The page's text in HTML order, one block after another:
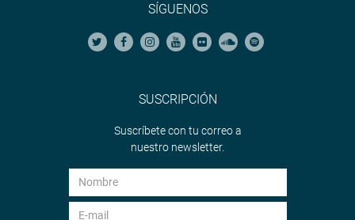
SÍGUENOS
SUSCRIPCIÓN
Suscríbete con tu correo a
nuestro newsletter.